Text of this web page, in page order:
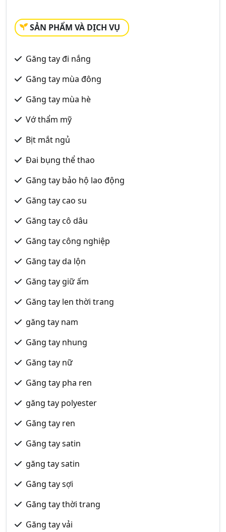
SẢN PHẨM VÀ DỊCH VỤ
Găng tay đi nắng
Găng tay mùa đông
Găng tay mùa hè
Vớ thẩm mỹ
Bịt mắt ngủ
Đai bụng thể thao
Găng tay bảo hộ lao động
Găng tay cao su
Găng tay cô dâu
Găng tay công nghiệp
Găng tay da lộn
Găng tay giữ ấm
Găng tay len thời trang
găng tay nam
Găng tay nhung
Găng tay nữ
Găng tay pha ren
găng tay polyester
Găng tay ren
Găng tay satin
găng tay satin
Găng tay sợi
Găng tay thời trang
Găng tay vải